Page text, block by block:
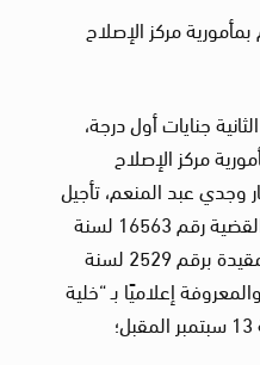
مركز الإصلاح
جنايات أول درجة،
مركز الإصلاح
وجدي عبد المنعم، تأجيل
محاكمة 13 عنصرًا إرهابيًا في القضية رقم 16563 لسنة
2023 جنايات مركز كرداسة، المقيدة برقم 2529 لسنة
والمعروفة إعلاميًا بـ “خلية
مفرقعات كرداسة”، إلى جلسة 13 سبتمبر المقبل؛